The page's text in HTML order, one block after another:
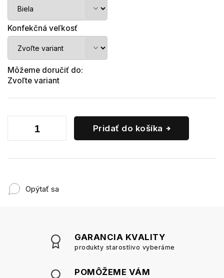
Konfekčná veľkosť
Môžeme doručiť do:
Zvoľte variant
Pridať do košíka
Opýtať sa
GARANCIA KVALITY
produkty starostlivo vyberáme
POMÔŽEME VÁM